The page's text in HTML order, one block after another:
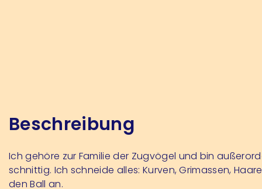
Beschreibung
Ich gehöre zur Familie der Zugvögel und bin
schnittig. Ich schneide alles: Kurven, Grimassen,
den Ball an.